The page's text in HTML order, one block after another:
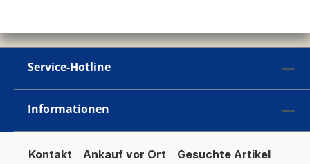
Service-Hotline
Informationen
Kontakt Ankauf vor Ort Gesuchte Artikel